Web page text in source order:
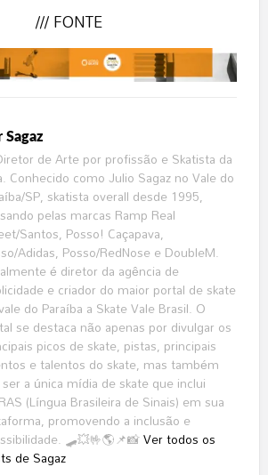
/// FONTE
Sagaz
de Arte por profissão e Skatista da
Conhecido como Julio Sagaz no Vale do
SP, skatista overall desde 1995,
pelas marcas Ramp Real
Santos, Posso! Caçapava,
Adidas, Posso/RedNose e DoubleM.
é diretor da agência de
e criador do maior portal de skate
do Paraíba a Skate Vale Brasil. O
se destaca não apenas por divulgar os
picos de skate, pistas, principais
e talentos do skate, mas também
a única mídia de skate que inclui
(Língua Brasileira de Sinais) em sua
promovendo a inclusão e
🛹💥🤟🌎📌📸Ver todos os
de Sagaz